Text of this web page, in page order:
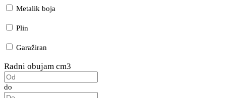
Metalik boja
Plin
Garažiran
Radni obujam cm3
do